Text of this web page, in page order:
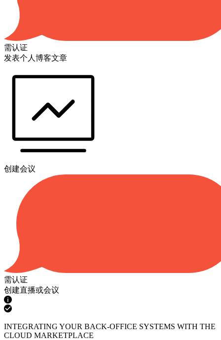
需认证
发表个人博客文章
创建会议
需认证
创建直播或会议
INTEGRATING YOUR BACK-OFFICE SYSTEMS WITH THE
CLOUD MARKETPLACE